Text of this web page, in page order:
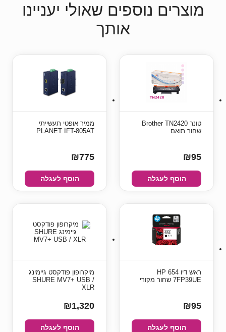
מוצרים נוספים שאולי יעניינו
אותך
טונר Brother TN2420
שחור תואם
₪95
הוסף לעגלה
ממיר אופטי תעשייתי
PLANET IFT-805AT
₪775
הוסף לעגלה
ראש דיו HP 654
7FP39UE שחור מקורי
₪95
הוסף לעגלה
מיקרופון פודקסט גיימינג
SHURE MV7+ USB /
XLR
₪1,320
הוסף לעגלה